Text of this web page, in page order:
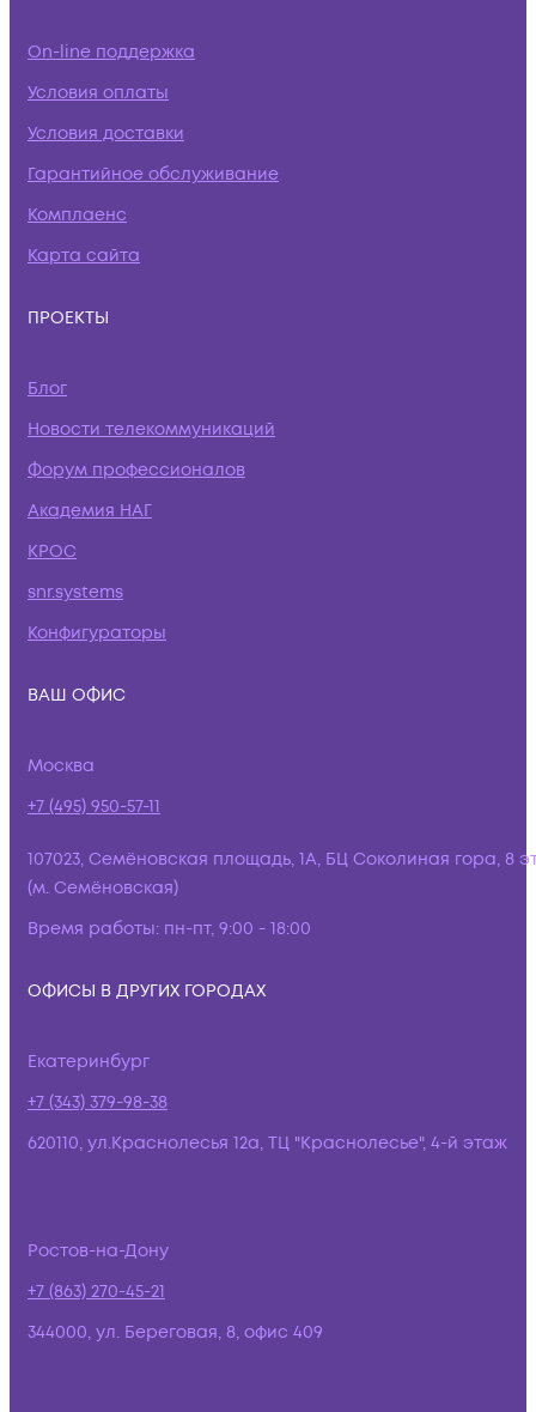
On-line поддержка
Условия оплаты
Условия доставки
Гарантийное обслуживание
Комплаенс
Карта сайта
ПРОЕКТЫ
Блог
Новости телекоммуникаций
Форум профессионалов
Академия НАГ
КРОС
snr.systems
Конфигураторы
ВАШ ОФИС
Москва
+7 (495) 950-57-11
107023, Семёновская площадь, 1А, БЦ Соколиная гора, 8
(м. Семёновская)
Время работы: пн-пт, 9:00 - 18:00
ОФИСЫ В ДРУГИХ ГОРОДАХ
Екатеринбург
+7 (343) 379-98-38
620110, ул.Краснолесья 12а, ТЦ "Краснолесье", 4-й этаж
Ростов-на-Дону
+7 (863) 270-45-21
344000, ул. Береговая, 8, офис 409